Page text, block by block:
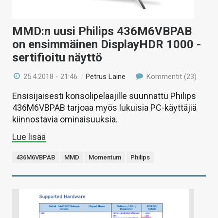
MMD:n uusi Philips 436M6VBPAB
on ensimmäinen DisplayHDR 1000 -
sertifioitu näyttö
25.4.2018 - 21:46 / Petrus Laine Kommentit (23)
Ensisijaisesti konsolipelaajille suunnattu Philips
436M6VBPAB tarjoaa myös lukuisia PC-käyttäjiä
kiinnostavia ominaisuuksia.
Lue lisää
436M6VBPAB MMD Momentum Philips